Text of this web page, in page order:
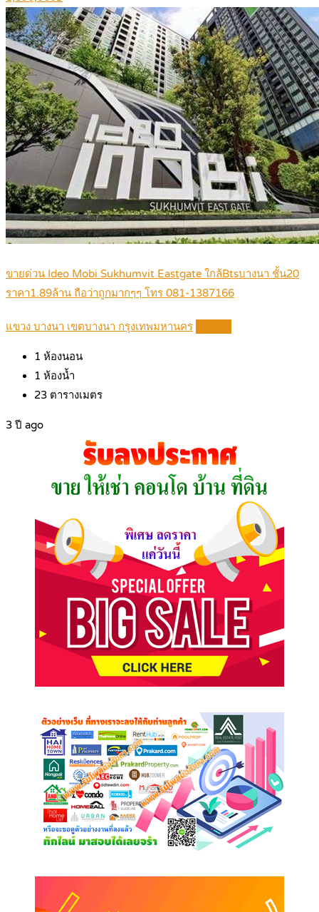
ขายด่วน Ideo Mobi Sukhumvit Eastgate ใกล้Btsบางนา ชั้น20
ราคา1.89ล้าน ถือว่าถูกมากๆๆ โทร 081-1387166
แขวง บางนา เขตบางนา กรุงเทพมหานคร
1 ห้องนอน
1 ห้องน้ำ
23 ตารางเมตร
3 ปี ago